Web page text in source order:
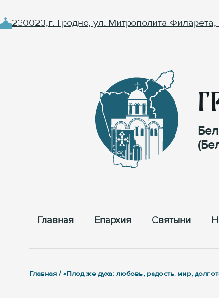
230023,г. Гродно, ул. Митрополита Филарета,
Главная Епархия Cвятыни
Главная / «Плод же духа: любовь, радость, мир,